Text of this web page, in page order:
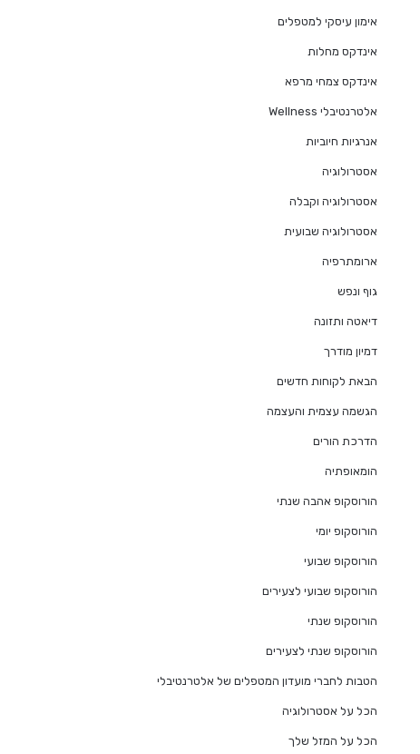
אימון עיסקי למטפלים
אינדקס מחלות
אינדקס צמחי מרפא
אלטרנטיבלי Wellness
אנרגיות חיוביות
אסטרולוגיה
אסטרולוגיה וקבלה
אסטרולוגיה שבועית
ארומתרפיה
גוף ונפש
דיאטה ותזונה
דמיון מודרך
הבאת לקוחות חדשים
הגשמה עצמית והעצמה
הדרכת הורים
הומאופתיה
הורוסקופ אהבה שנתי
הורוסקופ יומי
הורוסקופ שבועי
הורוסקופ שבועי לצעירים
הורוסקופ שנתי
הורוסקופ שנתי לצעירים
הטבות לחברי מועדון המטפלים של אלטרנטיבלי
הכל על אסטרולוגיה
הכל על המזל שלך